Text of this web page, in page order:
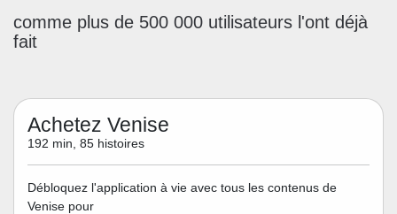
comme plus de 500 000 utilisateurs l'ont déjà
fait
Achetez Venise
192 min, 85 histoires
Débloquez l'application à vie avec tous les contenus de
Venise pour